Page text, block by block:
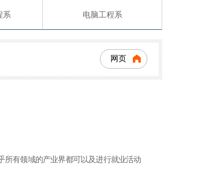
网页
系 电脑工程系
所有领域的产业界都可以及进行就业活动